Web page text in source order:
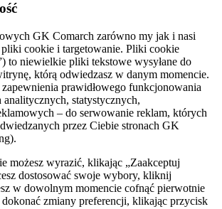
GK Comarch zarówno my jak i nasi
pliki cookie i targetowanie. Pliki cookie
to niewielkie pliki tekstowe wysyłane do
którą odwiedzasz w danym momencie.
prawidłowego funkcjonowania
analitycznych, statystycznych,
– do serwowanie reklam, których
przez Ciebie stronach GK
możesz wyrazić, klikając „Zaakceptuj
dostosować swoje wybory, kliknij
w dowolnym momencie cofnąć pierwotnie
zmiany preferencji, klikając przycisk